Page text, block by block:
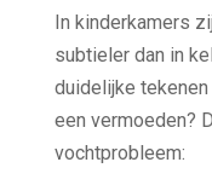
In kinderkamers
subtieler dan in
duidelijke
een vermoeden?
vochtprobleem: